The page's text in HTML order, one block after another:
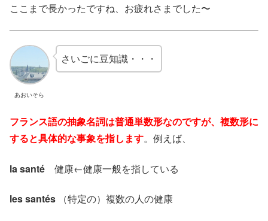
ここまで長かったですね、お疲れさまでした〜
あおいそら
さいごに豆知識・・・
フランス語の抽象名詞は普通単数形なのですが、複数形に
すると具体的な事象を指します。例えば、
la santé 健康←健康一般を指している
les santés （特定の）複数の人の健康